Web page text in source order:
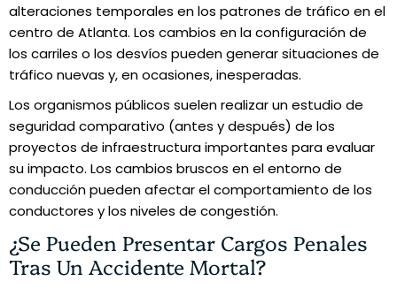
alteraciones temporales en los patrones de tráfico en el
centro de Atlanta. Los cambios en la configuración de
los carriles o los desvíos pueden generar situaciones de
tráfico nuevas y, en ocasiones, inesperadas.
Los organismos públicos suelen realizar un estudio de
seguridad comparativo (antes y después) de los
proyectos de infraestructura importantes para evaluar
su impacto. Los cambios bruscos en el entorno de
conducción pueden afectar el comportamiento de los
conductores y los niveles de congestión.
¿Se Pueden Presentar Cargos Penales
Tras Un Accidente Mortal?